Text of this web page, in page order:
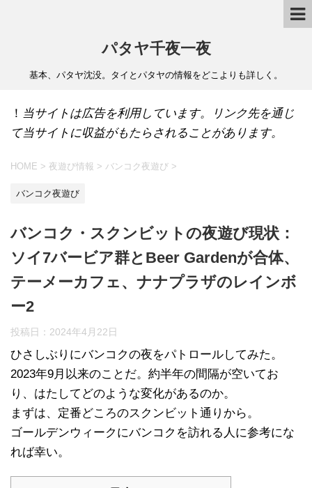
パタヤ千夜一夜
基本、パタヤ沈没。タイとパタヤの情報をどこよりも詳しく。
！ 当サイトは広告を利用しています。リンク先を通じ
て当サイトに収益がもたらされることがあります。
HOME > 夜遊び情報 > バンコク夜遊び >
バンコク夜遊び
バンコク・スクンビットの夜遊び現状：
ソイ7バービア群とBeer Gardenが合体、
テーメーカフェ、ナナプラザのレインボ
ー2
投稿日： 2024年4月22日
ひさしぶりにバンコクの夜をパトロールしてみた。
2023年9月以来のことだ。約半年の間隔が空いてお
り、はたしてどのような変化があるのか。
まずは、定番どころのスクンビット通りから。
ゴールデンウィークにバンコクを訪れる人に参考にな
れば幸い。